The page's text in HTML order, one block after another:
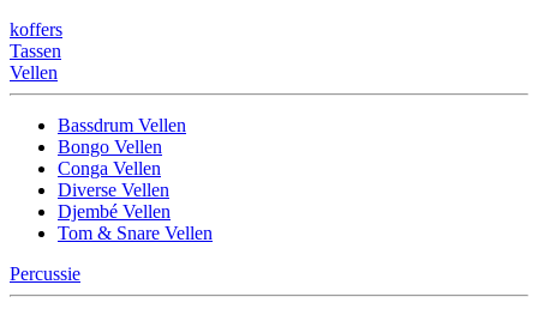
koffers
Tassen
Vellen
Bassdrum Vellen
Bongo Vellen
Conga Vellen
Diverse Vellen
Djembé Vellen
Tom & Snare Vellen
Percussie